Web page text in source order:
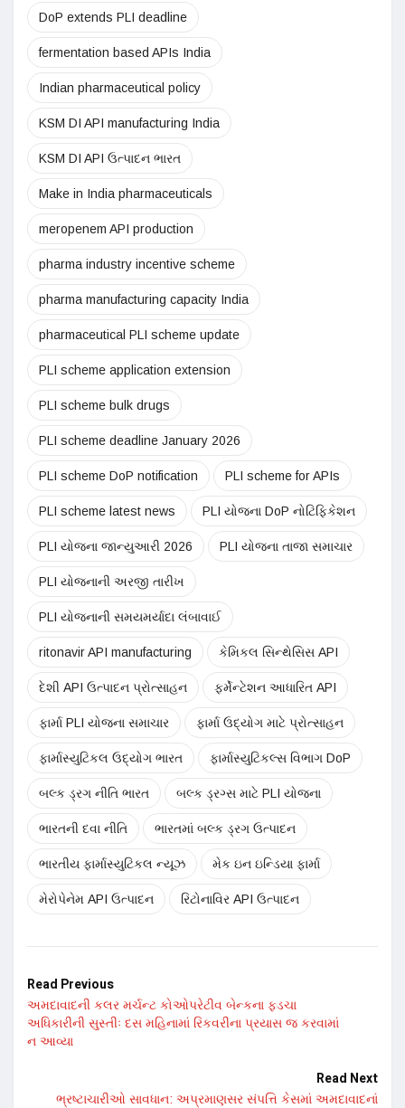
DoP extends PLI deadline
fermentation based APIs India
Indian pharmaceutical policy
KSM DI API manufacturing India
KSM DI API ઉત્પાદન ભારત
Make in India pharmaceuticals
meropenem API production
pharma industry incentive scheme
pharma manufacturing capacity India
pharmaceutical PLI scheme update
PLI scheme application extension
PLI scheme bulk drugs
PLI scheme deadline January 2026
PLI scheme DoP notification PLI scheme for APIs
PLI scheme latest news PLI યોજના DoP નોટિફિકેશન
PLI યોજના જાન્યુઆરી 2026 PLI યોજના તાજા સમાચાર
PLI યોજનાની અરજી તારીખ
PLI યોજનાની સમયમર્યાદા લંબાવાઈ
ritonavir API manufacturing કેમિકલ સિન્થેસિસ API
દેશી API ઉત્પાદન પ્રોત્સાહન ફર્મેન્ટેશન આધારિત API
ફાર્મા PLI યોજના સમાચાર ફાર્મા ઉદ્યોગ માટે પ્રોત્સાહન
ફાર્માસ્યુટિકલ ઉદ્યોગ ભારત ફાર્માસ્યુટિકલ્સ વિભાગ DoP
બલ્ક ડ્રગ નીતિ ભારત બલ્ક ડ્રગ્સ માટે PLI યોજના
ભારતની દવા નીતિ ભારતમાં બલ્ક ડ્રગ ઉત્પાદન
ભારતીય ફાર્માસ્યુટિકલ ન્યૂઝ મેક ઇન ઇન્ડિયા ફાર્મા
મેરોપેનેમ API ઉત્પાદન રિટોનાવિર API ઉત્પાદન
Read Previous
અમદાવાદની કલર મર્ચન્ટ કોઓપરેટીવ બેન્કના ફડચા
અધિકારીની સુસ્તીઃ દસ મહિનામાં રિકવરીના પ્રયાસ જ કરવામાં
ન આવ્યા
Read Next
ભ્રષ્ટાચારીઓ સાવધાન: અપ્રમાણસર સંપત્તિ કેસમાં અમદાવાદનાં